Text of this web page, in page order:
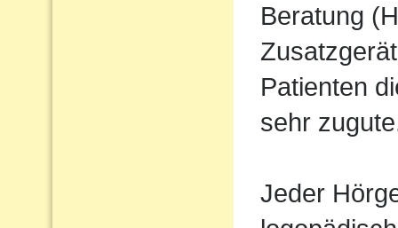
Beratung
Patienten
sehr
Jeder